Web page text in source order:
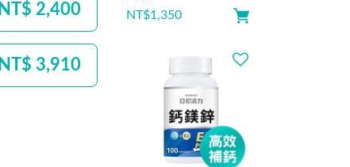
NT$ 2,400
NT$ 3,910
NT$1,350